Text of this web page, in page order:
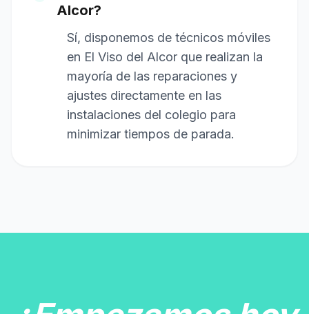
Alcor?
Sí, disponemos de técnicos móviles
en El Viso del Alcor que realizan la
mayoría de las reparaciones y
ajustes directamente en las
instalaciones del colegio para
minimizar tiempos de parada.